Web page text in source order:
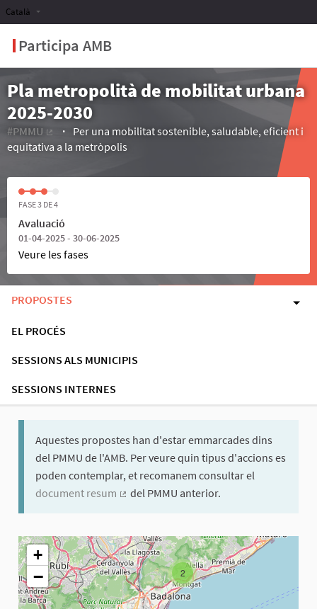
Participa AMB
Català
Pla metropolità de mobilitat urbana
2025-2030
#PMMU
(Enllaç extern)
Per una mobilitat sostenible, saludable, eficient i
equitativa a la metròpolis
FASE 3 DE 4
Avaluació
01-04-2025 - 30-06-2025
Veure les fases
PROPOSTES
EL PROCÉS
SESSIONS ALS MUNICIPIS
SESSIONS INTERNES
Aquestes propostes han d'estar emmarcades dins
del PMMU de l'AMB. Per veure quin tipus d'accions es
poden contemplar, et recomanem consultar el
document resum
del PMMU anterior.
El següent element és un mapa que presenta els
2
+
−